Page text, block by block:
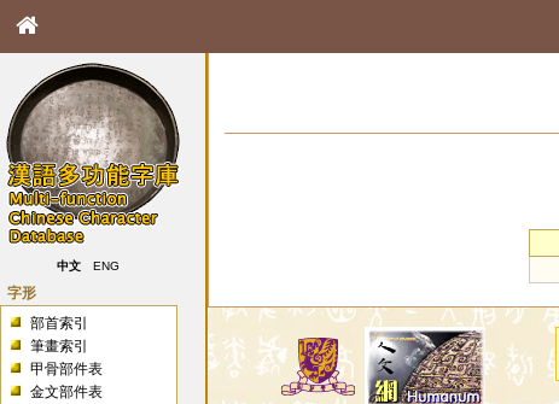
中文 ENG
字形
部首索引
筆畫索引
甲骨部件表
金文部件表